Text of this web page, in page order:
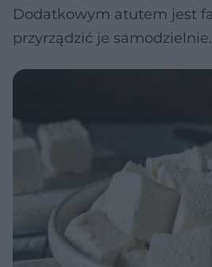
Dodatkowym atutem jest
przyrządzić je samodzielnie.